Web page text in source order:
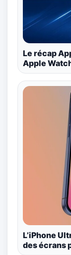
Le récap
Apple
L’iPhone
des écrans